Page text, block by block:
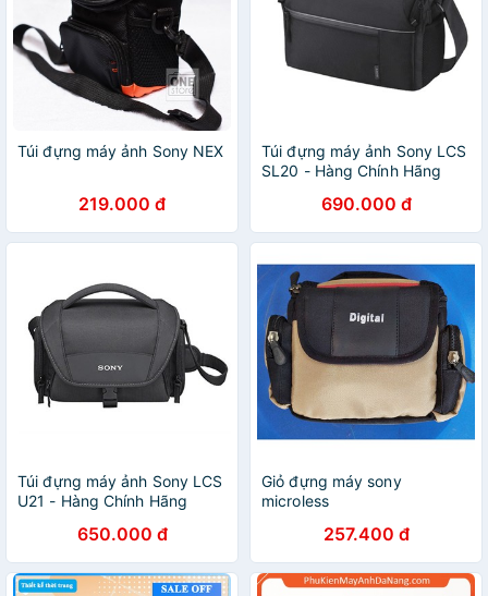
Túi đựng máy ảnh Sony NEX
219.000 đ
Túi đựng máy ảnh Sony LCS
SL20 - Hàng Chính Hãng
690.000 đ
Túi đựng máy ảnh Sony LCS
U21 - Hàng Chính Hãng
650.000 đ
Giỏ đựng máy sony
microless
257.400 đ